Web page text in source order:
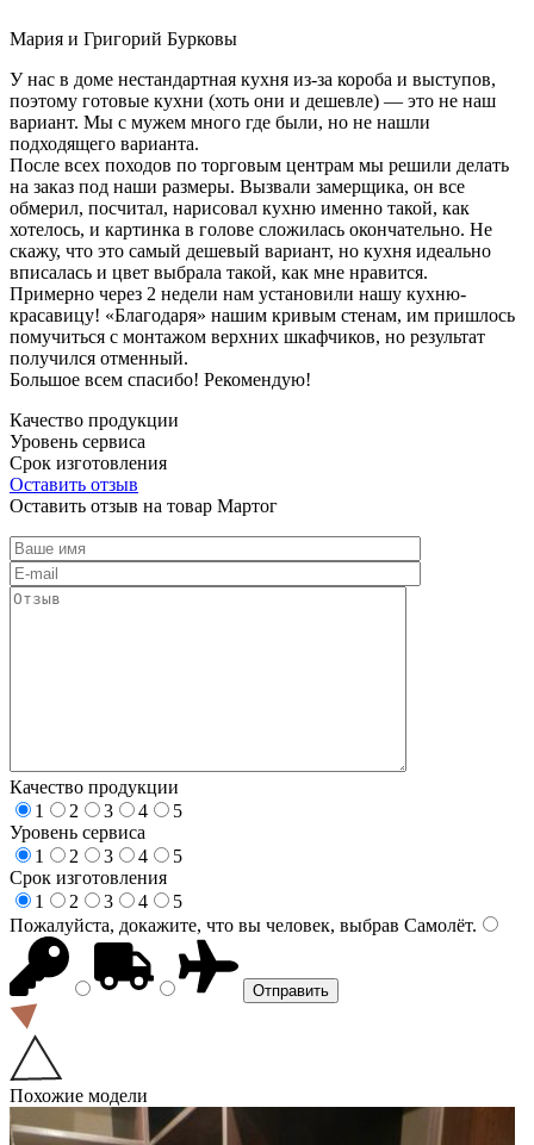
Мария и Григорий Бурковы
У нас в доме нестандартная кухня из-за короба и выступов,
поэтому готовые кухни (хоть они и дешевле) — это не наш
вариант. Мы с мужем много где были, но не нашли
подходящего варианта.
После всех походов по торговым центрам мы решили делать
на заказ под наши размеры. Вызвали замерщика, он все
обмерил, посчитал, нарисовал кухню именно такой, как
хотелось, и картинка в голове сложилась окончательно. Не
скажу, что это самый дешевый вариант, но кухня идеально
вписалась и цвет выбрала такой, как мне нравится.
Примерно через 2 недели нам установили нашу кухню-
красавицу! «Благодаря» нашим кривым стенам, им пришлось
помучиться с монтажом верхних шкафчиков, но результат
получился отменный.
Большое всем спасибо! Рекомендую!
Качество продукции
Уровень сервиса
Срок изготовления
Оставить отзыв
Оставить отзыв на товар Мартог
Качество продукции
1
2 3 4
5
Уровень сервиса
1
2 3 4
5
Срок изготовления
1
2 3 4
5
Пожалуйста, докажите, что вы человек, выбрав Самолёт.
Похожие модели